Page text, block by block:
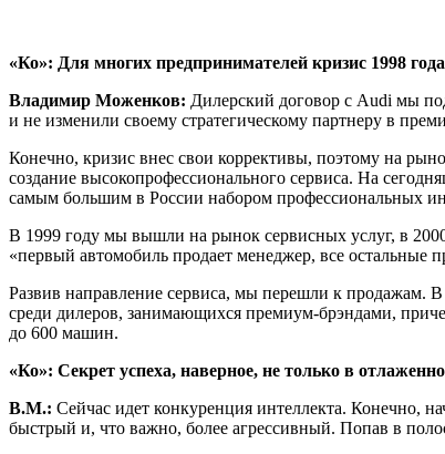
«Ко»: Для многих предпринимателей кризис 1998
Владимир Моженков: Дилерский договор с Audi мы
и не изменили своему стратегическому партнеру в
Конечно, кризис внес свои коррективы, поэтому на
создание высокопрофессионального сервиса. На
самым большим в России набором профессиональных
В 1999 году мы вышли на рынок сервисных услуг, в
«первый автомобиль продает менеджер, все остальные
Развив направление сервиса, мы перешли к продажам.
среди дилеров, занимающихся премиум-брэндами,
до 600 машин.
«Ко»: Секрет успеха, наверное, не только в
В.М.: Сейчас идет конкуренция интеллекта. Конечно,
быстрый и, что важно, более агрессивный. Попав в